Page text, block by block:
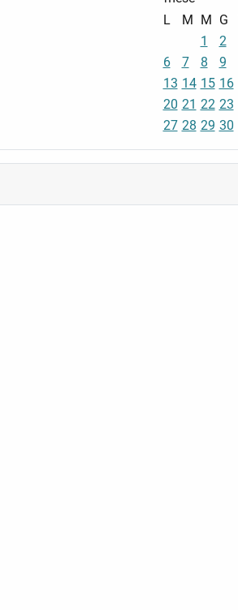
L M M G
1
2
6
7 8 9
13 14 15 16
20 21 22 23
27 28 29 30